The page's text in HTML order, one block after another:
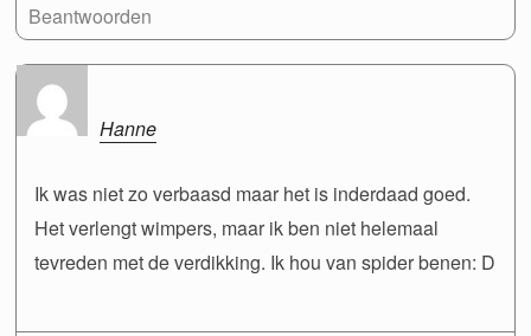
Beantwoorden
Hanne
Ik was niet zo verbaasd maar het is inderdaad goed.
Het verlengt wimpers, maar ik ben niet helemaal
tevreden met de verdikking. Ik hou van spider benen: D